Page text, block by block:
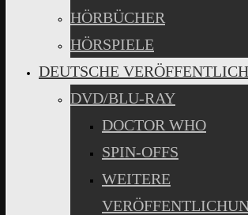
HÖRBÜCHER
HÖRSPIELE
DEUTSCHE
DVD/BLU-RAY
DOCTOR WHO
SPIN-OFFS
WEITERE